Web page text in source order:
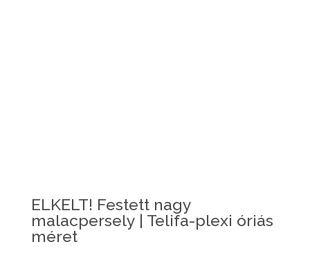
ELKELT! Festett nagy
malacpersely | Telifa-plexi óriás
méret